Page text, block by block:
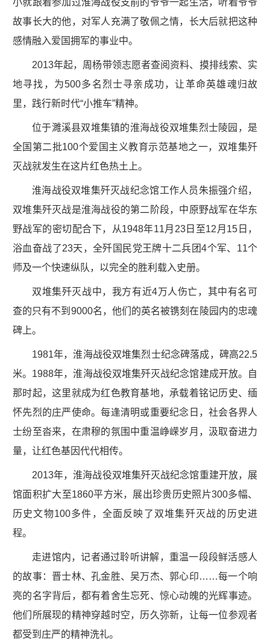
故事长大的他，对军人充满了敬佩之情，长大后就把这种
感情融入爱国拥军的事业中。
2013年起，周杨带领志愿者查阅资料、摸排线索、实
地寻找，为500多名烈士寻亲成功，让革命英雄魂归故
里，践行新时代“小推车”精神。
位于濉溪县双堆集镇的淮海战役双堆集烈士陵园，是
全国第二批100个爱国主义教育示范基地之一，双堆集歼
灭战就发生在这片红色热土上。
淮海战役双堆集歼灭战纪念馆工作人员朱振强介绍，
双堆集歼灭战是淮海战役的第二阶段，中原野战军在华东
野战军的密切配合下，从1948年11月23日至12月15日，
浴血奋战了23天，全歼国民党王牌十二兵团4个军、11个
师及一个快速纵队，以完全的胜利载入史册。
双堆集歼灭战中，我方有近4万人伤亡，其中有名可
查的只有不到9000名，他们的英名被镌刻在陵园内的忠魂
碑上。
1981年，淮海战役双堆集烈士纪念碑落成，碑高22.5
米。1988年，淮海战役双堆集歼灭战纪念馆建成开放。自
那时起，这里就成为红色教育基地，承载着铭记历史、缅
怀先烈的庄严使命。每逢清明或重要纪念日，社会各界人
士纷至沓来，在肃穆的氛围中重温峥嵘岁月，汲取奋进力
量，让红色基因代代相传。
2013年，淮海战役双堆集歼灭战纪念馆重建开放，展
馆面积扩大至1860平方米，展出珍贵历史照片300多幅、
历史文物100多件，全面反映了双堆集歼灭战的历史进
程。
走进馆内，记者通过聆听讲解，重温一段段鲜活感人
的故事：晋士林、孔金胜、吴万杰、郭心印……每一个响
亮的名字背后，都有着舍生忘死、惊心动魄的光辉事迹。
他们所展现的精神穿越时空，历久弥新，让每一位参观者
都受到庄严的精神洗礼。